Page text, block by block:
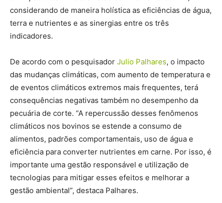
considerando de maneira holística as eficiências de água,
terra e nutrientes e as sinergias entre os três
indicadores.
De acordo com o pesquisador Julio Palhares, o impacto
das mudanças climáticas, com aumento de temperatura e
de eventos climáticos extremos mais frequentes, terá
consequências negativas também no desempenho da
pecuária de corte. “A repercussão desses fenômenos
climáticos nos bovinos se estende a consumo de
alimentos, padrões comportamentais, uso de água e
eficiência para converter nutrientes em carne. Por isso, é
importante uma gestão responsável e utilização de
tecnologias para mitigar esses efeitos e melhorar a
gestão ambiental”, destaca Palhares.